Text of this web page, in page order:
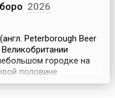
2026
Peterborough Beer
городке на
половине
десятки тысяч
увеличивается в